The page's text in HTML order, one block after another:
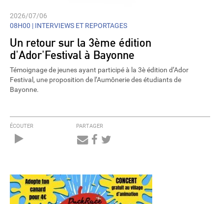
2026/07/06
08H00 | INTERVIEWS ET REPORTAGES
Un retour sur la 3ème édition
d'Ador'Festival à Bayonne
Témoignage de jeunes ayant participé à la 3è édition d’Ador
Festival, une proposition de l’Aumônerie des étudiants de
Bayonne.
ÉCOUTER PARTAGER